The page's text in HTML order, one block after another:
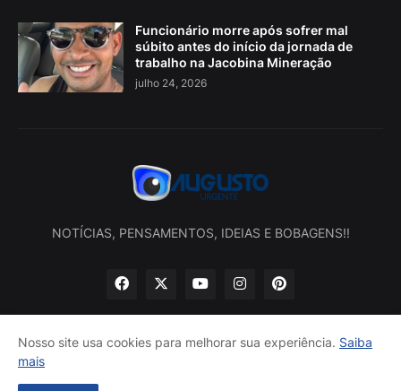
Funcionário morre após sofrer mal
súbito antes do início da jornada de
trabalho na Jacobina Mineração
julho 24, 2026
NOTÍCIAS, PENSAMENTOS, IDEIAS E BOBAGENS!!
Início
Nosso site usa cookies para melhorar sua experiência. Saiba
mais